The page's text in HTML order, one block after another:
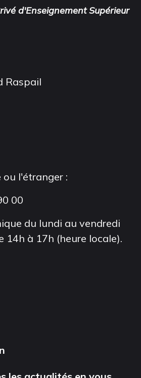
d'Enseignement Supérieur
Raspail
ou l'étranger :
00
du lundi au vendredi
14h à 17h (heure locale).